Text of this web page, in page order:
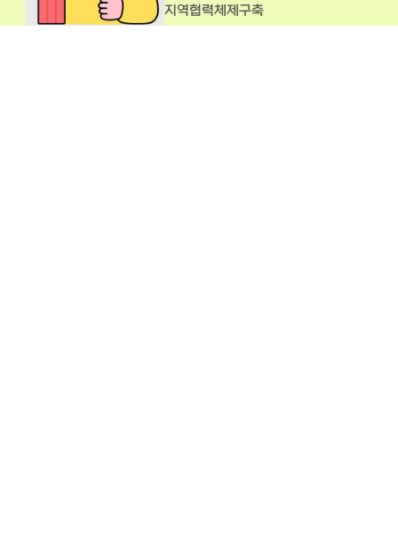
지역협력체제구축